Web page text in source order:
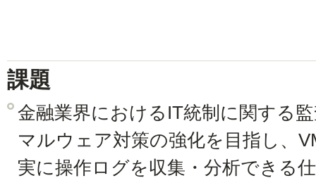
課題
金融業界におけるIT統制に関する
マルウェア対策の強化を目指し、
実に操作ログを収集・分析できる